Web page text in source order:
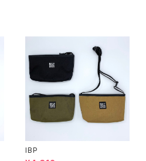
IBP